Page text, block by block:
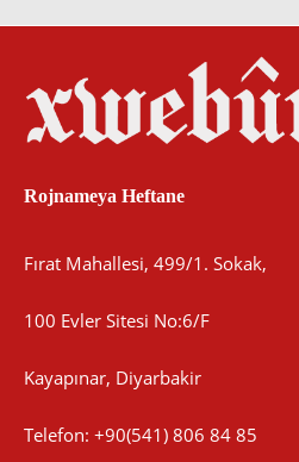
Rojnameya Heftane
Fırat Mahallesi, 499/1. Sokak,
100 Evler Sitesi No:6/F
Kayapınar, Diyarbakir
Telefon: +90(541) 806 84 85